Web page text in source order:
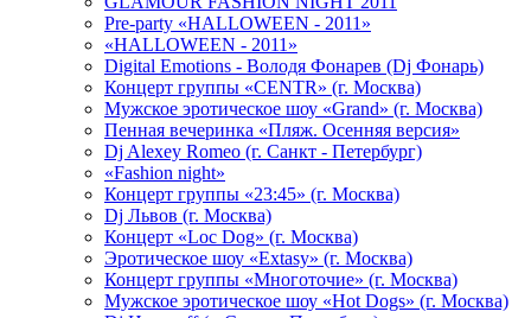
Pre-party «HALLOWEEN - 2011»
«HALLOWEEN - 2011»
Digital Emotions - Володя Фонарев (Dj Фонарь)
Концерт группы «CENTR» (г. Москва)
Мужское эротическое шоу «Grand» (г. Москва)
Пенная вечеринка «Пляж. Осенняя версия»
Dj Alexey Romeo (г. Санкт - Петербург)
«Fashion night»
Концерт группы «23:45» (г. Москва)
Dj Львов (г. Москва)
Концерт «Loc Dog» (г. Москва)
Эротическое шоу «Extasy» (г. Москва)
Концерт группы «Многоточие» (г. Москва)
Мужское эротическое шоу «Hot Dogs» (г. Москва)